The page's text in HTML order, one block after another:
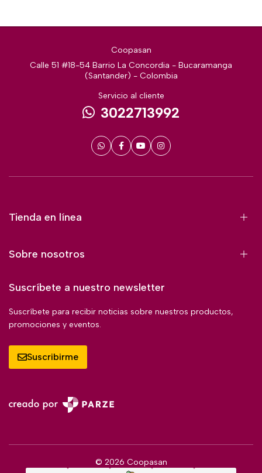
Coopasan
Calle 51 #18-54 Barrio La Concordia - Bucaramanga
(Santander) - Colombia
Servicio al cliente
3022713992
Tienda en línea
Sobre nosotros
Suscríbete a nuestro newsletter
Suscríbete para recibir noticias sobre nuestros productos,
promociones y eventos.
Suscribirme
© 2026 Coopasan